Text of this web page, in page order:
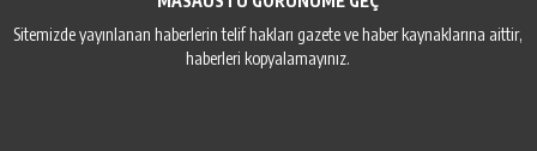
Sitemizde yayınlanan haberlerin telif hakları gazete ve haber kaynaklarına aittir,
haberleri kopyalamayınız.